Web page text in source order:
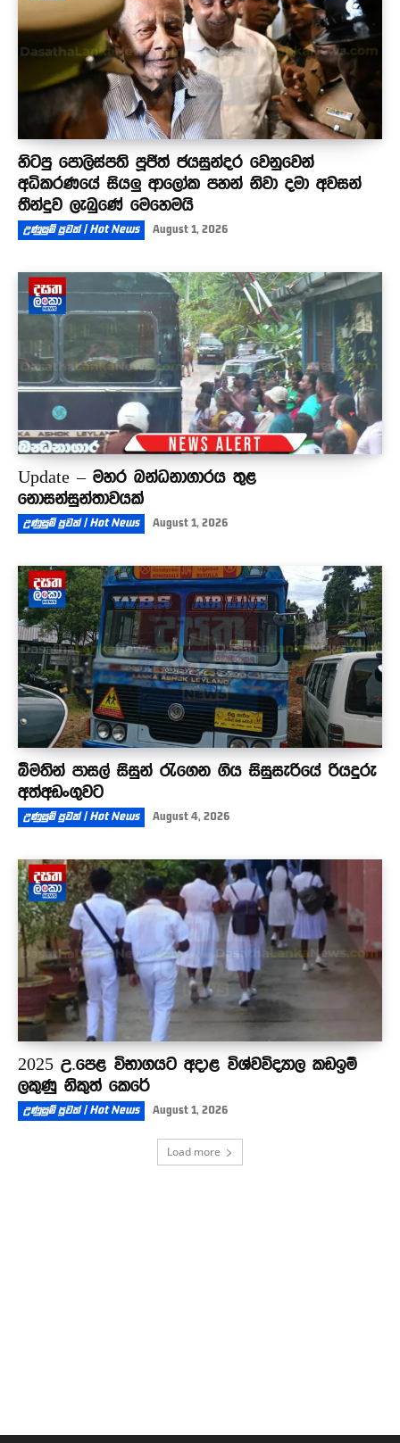
හිටපු පොලිස්පති පූජිත් ජයසුන්දර වෙනුවෙන්
අධිකරණයේ සියලු ආලෝක පහන් නිවා දමා අවසන්
තීන්දුව ලැබුණේ මෙහෙමයි
උණුසුම් පුවත් | Hot News August 1, 2026
Update – මහර බන්ධනාගාරය තුළ
නොසන්සුන්තාවයක්
උණුසුම් පුවත් | Hot News August 1, 2026
බීමතින් පාසල් සිසුන් රැගෙන ගිය සිසුසැරියේ රියදුරු
අත්අඩංගුවට
උණුසුම් පුවත් | Hot News August 4, 2026
2025 උ.පෙළ විභාගයට අදාළ විශ්වවිද්‍යාල කඩඉම්
ලකුණු නිකුත් කෙරේ
උණුසුම් පුවත් | Hot News August 1, 2026
Load more